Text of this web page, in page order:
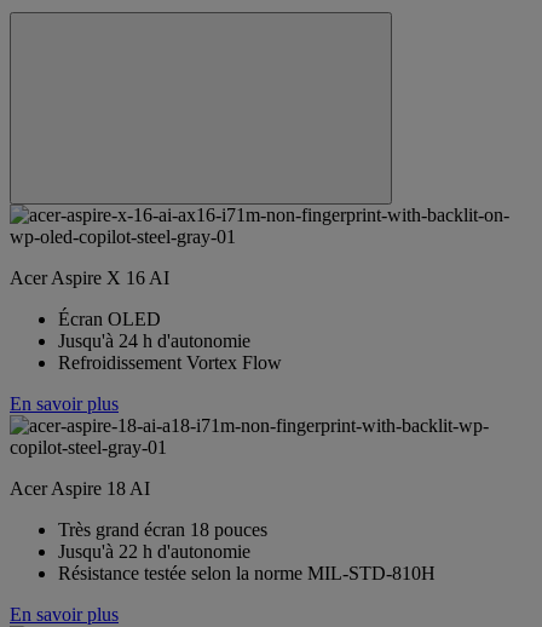
Acer Aspire X 16 AI
Écran OLED
Jusqu'à 24 h d'autonomie
Refroidissement Vortex Flow
En savoir plus
Acer Aspire 18 AI
Très grand écran 18 pouces
Jusqu'à 22 h d'autonomie
Résistance testée selon la norme MIL‑STD‑810H
En savoir plus